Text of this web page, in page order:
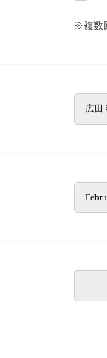
※複数